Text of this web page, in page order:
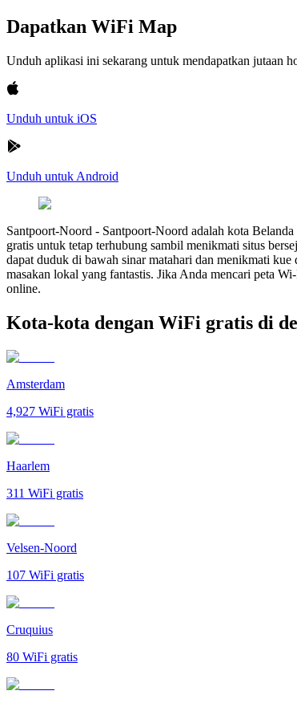
Dapatkan WiFi Map
Unduh aplikasi ini sekarang untuk mendapatkan jutaan
Unduh untuk iOS
Unduh untuk Android
Santpoort-Noord - Santpoort-Noord adalah kota
gratis untuk tetap terhubung sambil menikmati situs
dapat duduk di bawah sinar matahari dan menikmati
masakan lokal yang fantastis. Jika Anda mencari peta
online.
Kota-kota dengan WiFi gratis di
Amsterdam
4,927 WiFi gratis
Haarlem
311 WiFi gratis
Velsen-Noord
107 WiFi gratis
Cruquius
80 WiFi gratis